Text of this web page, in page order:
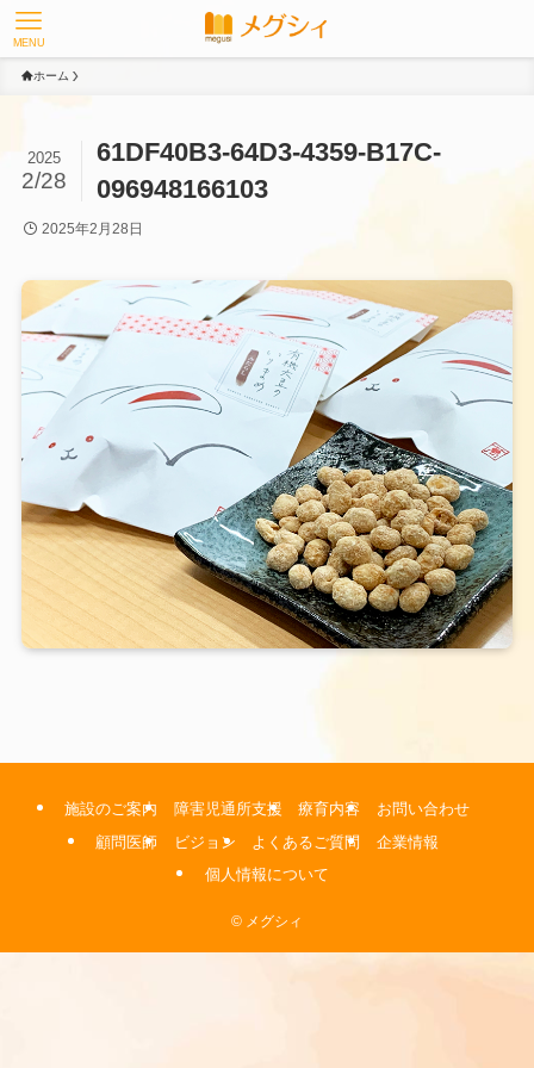
MENU
ホーム
61DF40B3-64D3-4359-B17C-
096948166103
2025
2/28
2025年2月28日
施設のご案内 障害児通所支援 療育内容
お問い合わせ
顧問医師
ビジョン よくあるご質問
企業情報
個人情報について
© メグシィ